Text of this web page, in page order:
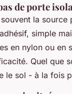
de porte
la source
simple
en nylon ou
Quel que
le sol - à la fois